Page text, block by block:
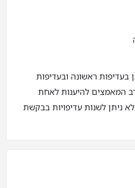
בעדיפות ראשונה ובעדיפות
המאמצים להיענות לאחת
ניתן לשנות עדיפויות בבקשת